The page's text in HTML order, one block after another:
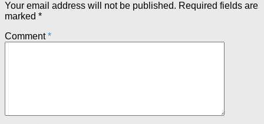
Your email address will not be published. Required fields are
marked *
Comment*